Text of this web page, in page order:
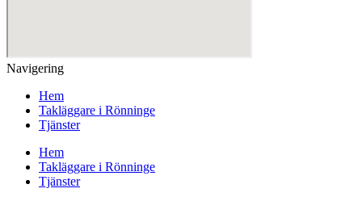
Navigering
Hem
Takläggare i Rönninge
Tjänster
Hem
Takläggare i Rönninge
Tjänster